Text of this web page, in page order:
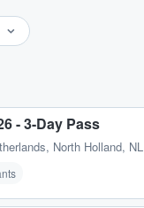
- 3-Day Pass
North Holland, NL